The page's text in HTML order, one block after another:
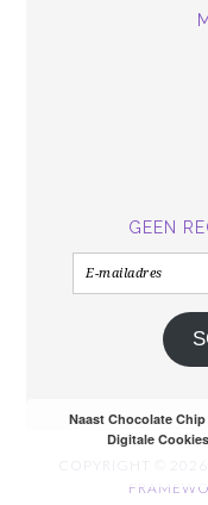
GEEN
E-
mailadres
COPYRIGHT © 2026
Naast Chocolate
Digitale